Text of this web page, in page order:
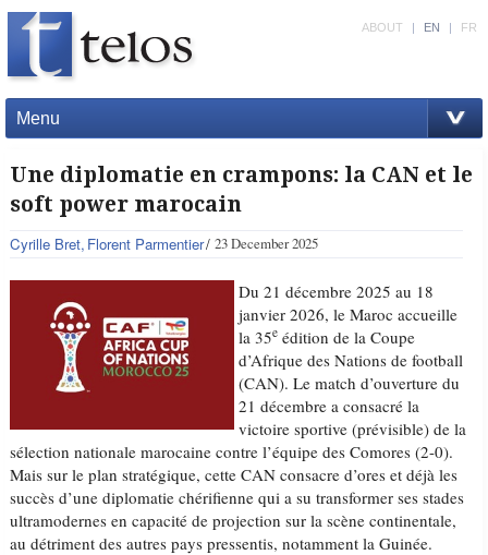
Menu
ABOUT | EN | FR
Une diplomatie en crampons: la CAN et le
soft power marocain
Cyrille Bret Florent Parmentier 23 December 2025
Du 21 décembre 2025 au 18
janvier 2026, le Maroc accueille
la 35e édition de la Coupe
d’Afrique des Nations de football
(CAN). Le match d’ouverture du
21 décembre a consacré la
victoire sportive (prévisible) de la
sélection nationale marocaine contre l’équipe des Comores (2-0).
Mais sur le plan stratégique, cette CAN consacre d’ores et déjà les
succès d’une diplomatie chérifienne qui a su transformer ses stades
ultramodernes en capacité de projection sur la scène continentale,
au détriment des autres pays pressentis, notamment la Guinée.